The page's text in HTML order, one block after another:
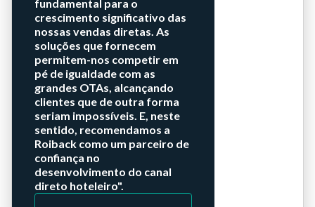
fundamental para o
crescimento significativo das
nossas vendas diretas. As
soluções que fornecem
permitem-nos competir em
pé de igualdade com as
grandes OTAs, alcançando
clientes que de outra forma
seriam impossíveis. E, neste
sentido, recomendamos a
Roiback como um parceiro de
confiança no
desenvolvimento do canal
direto hoteleiro".